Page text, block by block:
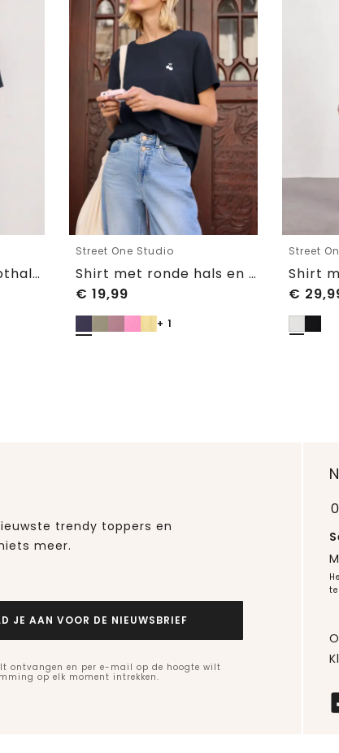
Basic Shirt met boothals en elastische zoom
Street One Studio
Shirt met ronde hals en geborduurd detail
€ 19,99
+ 1
Street
€
trendy toppers en
meer.
JE AAN VOOR DE NIEUWSBRIEF
ontvangen en per e-mail op de hoogte wilt
op elk moment intrekken.